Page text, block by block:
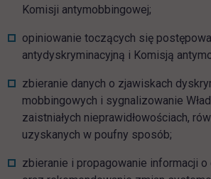
Komisji antymobbingowej;
opiniowanie toczących się
antydyskryminacyjną i Komisją
zbieranie danych o zjawiskach
mobbingowych i sygnalizowanie
zaistniałych nieprawidłowościach,
uzyskanych w poufny sposób;
zbieranie i propagowanie informacji o